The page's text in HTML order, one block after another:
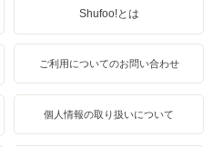
Shufoo!とは
ご利用についてのお問い合わせ
個人情報の取り扱いについて